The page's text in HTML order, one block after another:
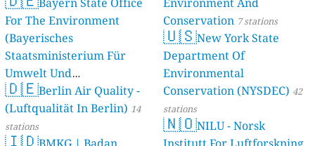
For The Environment
(Bayerisches
Staatsministerium Für
Umwelt Und
Verbraucherschutz) - LfU
46 stations
🇩🇪Berlin Air Quality -
(Luftqualität In Berlin) 14
stations
🇮🇩
Conservation 7 stations
🇺🇸New York State
Department Of
Environmental
Conservation (NYSDEC) 42
stations
🇳🇴NILU - Norsk